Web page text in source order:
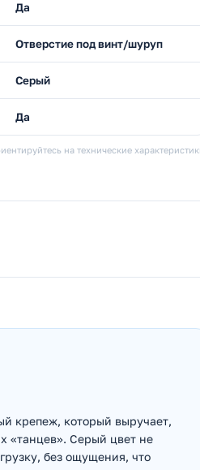
Да
Отверстие под винт/шуруп
Серый
Да
на технические
крепеж, который выручает,
«танцев». Серый цвет не
без ощущения, что